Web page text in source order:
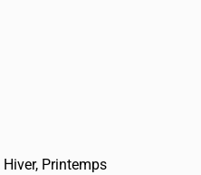
Hiver, Printemps